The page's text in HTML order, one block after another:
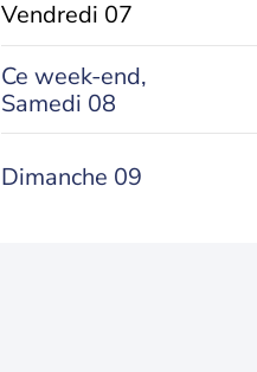
Vendredi 07
Ce week-end,
Samedi 08
Dimanche 09